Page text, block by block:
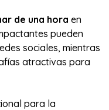
de una hora en
pueden
sociales, mientras
atractivas para
para la